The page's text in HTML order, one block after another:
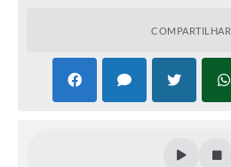
COMPARTILHAR